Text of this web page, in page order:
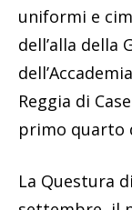
uniformi e
dell’alla della
Reggia di
primo quarto
La Questura